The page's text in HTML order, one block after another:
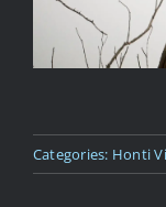
Categories: Honti